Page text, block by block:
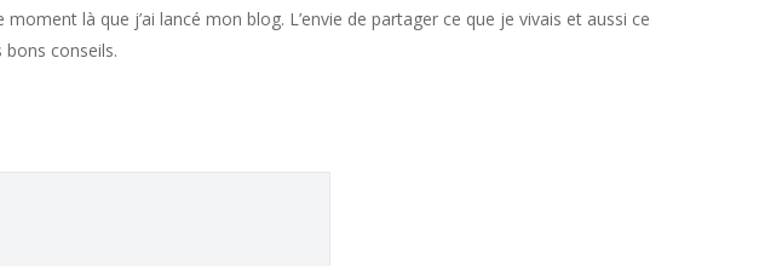
là que j’ai lancé mon blog. L’envie de partager ce que je vivais et aussi ce
bons conseils.